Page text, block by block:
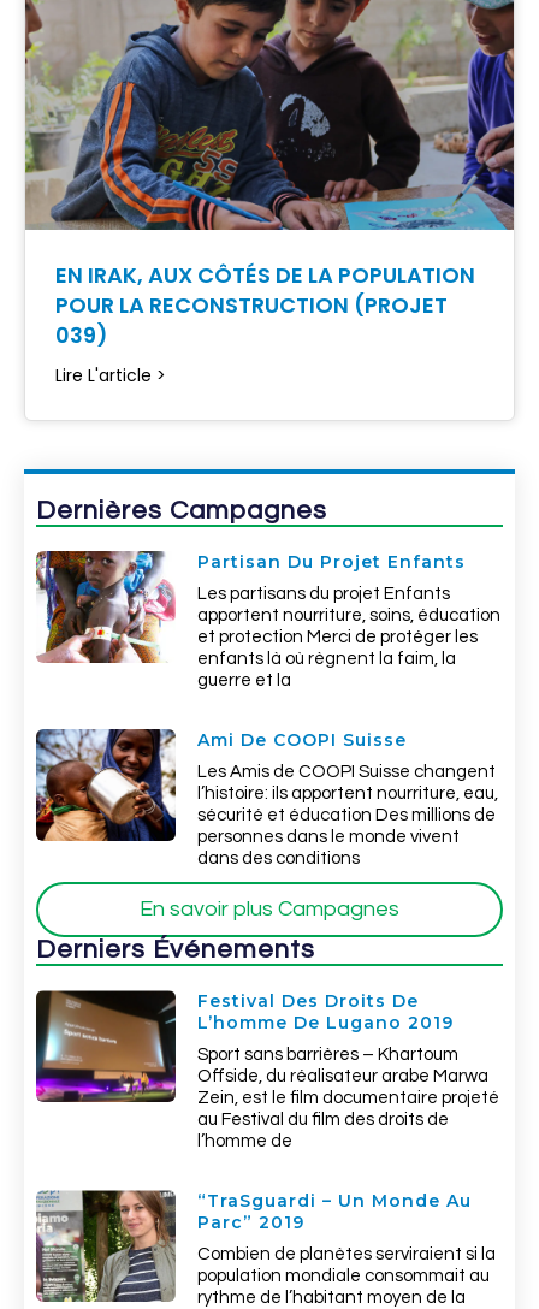
EN IRAK, AUX CÔTÉS DE LA POPULATION
POUR LA RECONSTRUCTION (PROJET
039)
Lire L'article >
Dernières Campagnes
Partisan Du Projet Enfants
Les partisans du projet Enfants
apportent nourriture, soins, éducation
et protection Merci de protéger les
enfants là où règnent la faim, la
guerre et la
Ami De COOPI Suisse
Les Amis de COOPI Suisse changent
l’histoire: ils apportent nourriture, eau,
sécurité et éducation Des millions de
personnes dans le monde vivent
dans des conditions
En savoir plus Campagnes
Derniers Événements
Festival Des Droits De
L’homme De Lugano 2019
Sport sans barrières – Khartoum
Offside, du réalisateur arabe Marwa
Zein, est le film documentaire projeté
au Festival du film des droits de
l’homme de
“TraSguardi – Un Monde Au
Parc” 2019
Combien de planètes serviraient si la
population mondiale consommait au
rythme de l’habitant moyen de la